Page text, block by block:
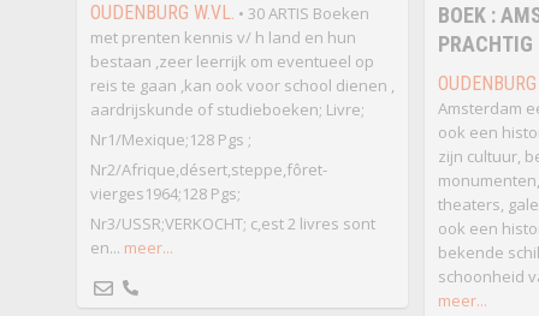
OUDENBURG W.VL. • 30 ARTIS Boeken
met prenten kennis v/ h land en hun
bestaan ,zeer leerrijk om eventueel op
reis te gaan ,kan ook voor school dienen ,
aardrijskunde of studieboeken; Livre;
Nr1/Mexique;128 Pgs ;
Nr2/Afrique,désert,steppe,fôret-
vierges1964;128 Pgs;
Nr3/USSR;VERKOCHT; c,est 2 livres sont
en... meer...
BOEK :
OUDENBURG
Amsterdam
ook een
zijn cultuur,
theaters,
ook een
bekende
schoonheid
meer...